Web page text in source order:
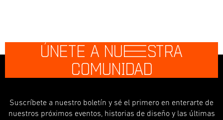
ÚNETE A NUESTRA
COMUNIDAD
Suscríbete a nuestro boletín y sé el primero en enterarte de
nuestros próximos eventos, historias de diseño y las últimas